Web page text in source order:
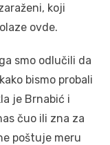
koji
ovde.
smo odlučili da
bismo probali
je Brnabić i
čuo ili zna za
poštuje meru